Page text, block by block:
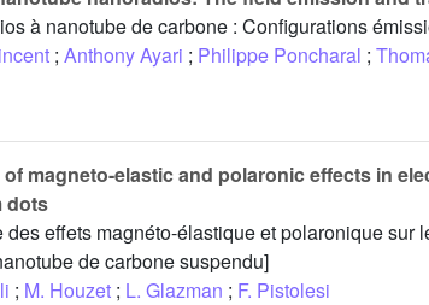
à nanotube de carbone : Configurations
; Anthony Ayari ; Philippe Poncharal ;
of magneto-elastic and polaronic effects in
dots
des effets magnéto-élastique et polaronique
de carbone suspendu]
; M. Houzet ; L. Glazman ; F. Pistolesi